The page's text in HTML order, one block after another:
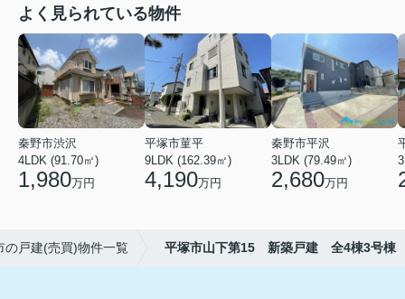
よく見られている物件
秦野市渋沢
4LDK (91.70㎡)
1,980万円
平塚市菫平
9LDK (162.39㎡)
4,190万円
秦野市平沢
3LDK (79.49㎡)
2,680万円
の戸建(売買)物件一覧 平塚市山下第15 新築戸建 全4棟3号棟